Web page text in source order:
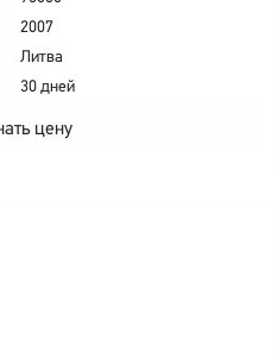
2007
Литва
30 дней
цену